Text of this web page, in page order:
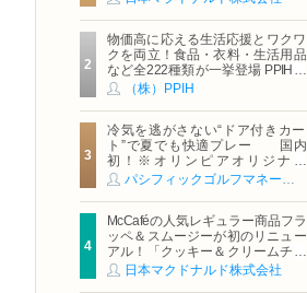
物価高に応える生活応援とワクワ
クを両立！食品・衣料・生活用品
など全222種類が一挙登場 PPIHグ
ループ「夏福袋」＆セール 8月6日
(木)より順次スタート
（株）PPIH
冷気を逃がさない“ドア付きカー
ト”で夏でも快適プレー 国内
初！※オリンピアオリジナル
「AirCon Cart（エアコンカー
ト）」導入 | ＰＧＭ
McCaféの人気レギュラー商品フラ
ッペ＆スムージーが初のリニュー
アル！「クッキー＆クリームチョ
コフラッペ」「マンゴースムージ
ー」8月5日（水）から販売開始
日本マクドナルド株式会社